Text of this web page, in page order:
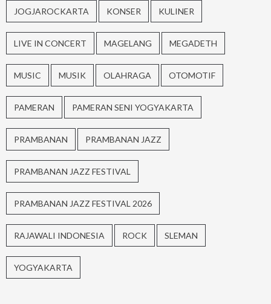
JOGJAROCKARTA KONSER KULINER
LIVE IN CONCERT MAGELANG MEGADETH
MUSIC MUSIK OLAHRAGA OTOMOTIF
PAMERAN PAMERAN SENI YOGYAKARTA
PRAMBANAN PRAMBANAN JAZZ
PRAMBANAN JAZZ FESTIVAL
PRAMBANAN JAZZ FESTIVAL 2026
RAJAWALI INDONESIA ROCK SLEMAN
YOGYAKARTA